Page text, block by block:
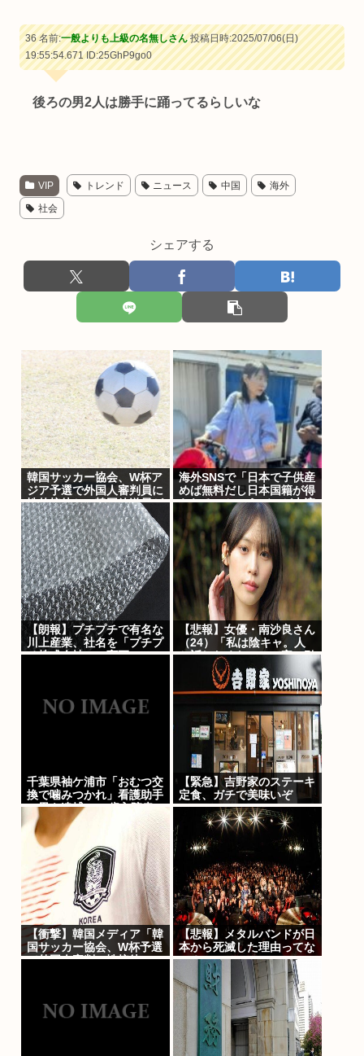
36 名前:一般よりも上級の名無しさん投稿日時:2025/07/06(日)
19:55:54.671ID:25GhP9go0
後ろの男2人は勝手に踊ってるらしいな
VIP トレンド ニュース 中国 海外
社会
シェアする
韓国サッカー協会、W杯ア
ジア予選で外国人審判員に
性的接待か…韓国放送局が
独占報道
海外SNSで「日本で子供産
めば無料だし日本国籍が得
られる」というデマが大流
行していた…:・
【朗報】プチプチで有名な
川上産業、社名を「プチプ
チ株式会社」に変更www
【悲報】女優・南沙良さん
（24）「私は陰キャ。人
と話したくないので家に引
きこもってPCでアニメを
観ていた
い」・・・・・・・・・
千葉県袖ケ浦市「おむつ交
換で噛みつかれ」看護助手
の男を逮捕 90歳入院患
者の顔や腹を殴るなどケガ
させた疑い [8/6]
【緊急】吉野家のステーキ
定食、ガチで美味いぞ
【衝撃】韓国メディア「韓
国サッカー協会、W杯予選
で外国人審判に性接待」
【悲報】メタルバンドが日
本から死滅した理由ってな
に？